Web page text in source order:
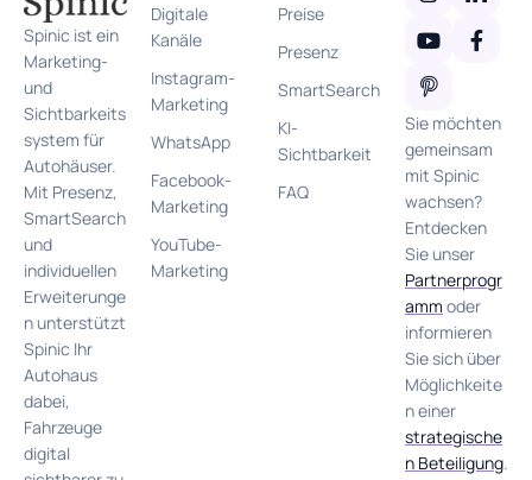
Spinic ist ein
Marketing-
und
Sichtbarkeits
system für
Autohäuser.
Mit Presenz,
SmartSearch
und
individuellen
Erweiterunge
n unterstützt
Spinic Ihr
Autohaus
dabei,
Fahrzeuge
digital
Digitale
Kanäle
Instagram-
Marketing
WhatsApp
Facebook-
Marketing
YouTube-
Marketing
Preise
Presenz
SmartSearch
KI-
Sichtbarkeit
FAQ
Sie möchten
gemeinsam
mit Spinic
wachsen?
Entdecken
Sie unser
Partnerprogr
amm oder
informieren
Sie sich über
Möglichkeite
n einer
strategische
n Beteiligung.